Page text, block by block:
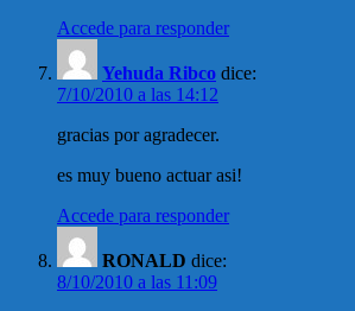
Accede para responder
Yehuda Ribco dice:
7/10/2010 a las 14:12
gracias por agradecer.
es muy bueno actuar asi!
Accede para responder
RONALD dice:
8/10/2010 a las 11:09